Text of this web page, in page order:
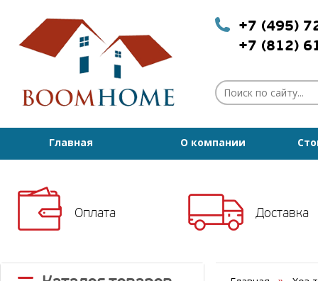
+7 (495)
+7 (812)
Главная О компании
Оплата Доставка